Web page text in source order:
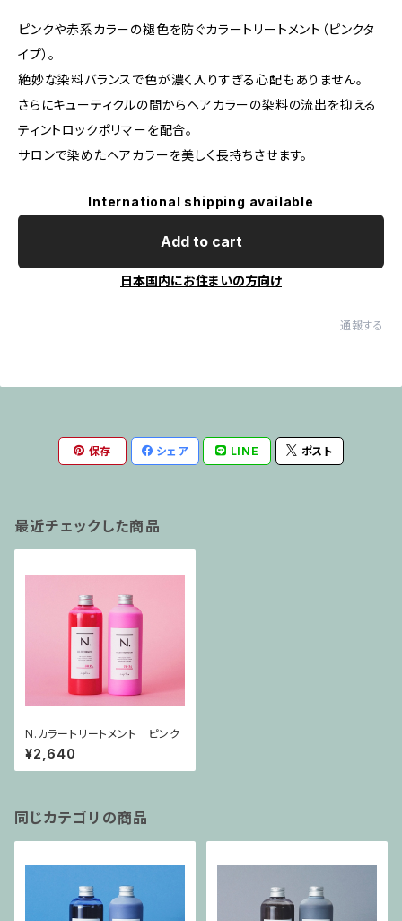
ピンクや赤系カラーの褪色を防ぐカラートリートメント（ピンクタ
イプ）。
絶妙な染料バランスで色が濃く入りすぎる心配もありません。
さらにキューティクルの間からヘアカラーの染料の流出を抑える
ティントロックポリマーを配合。
サロンで染めたヘアカラーを美しく長持ちさせます。
International shipping available
Add to cart
日本国内にお住まいの方向け
通報する
保存 シェア LINE ポスト
最近チェックした商品
N.カラートリートメント ピンク
¥2,640
同じカテゴリの商品